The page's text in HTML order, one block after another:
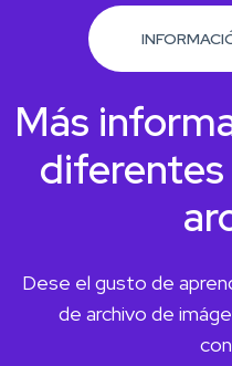
Más
Dese el gusto de
de archivo de